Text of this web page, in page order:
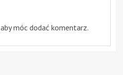
, aby móc dodać komentarz.